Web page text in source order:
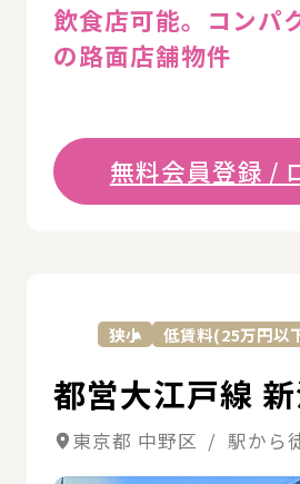
飲食店可能。コンパ
の路面店舗物件
無料会員登録 /
狭小 低賃料(25万円以
都営大江戸線
東京都 中野区 / 駅から